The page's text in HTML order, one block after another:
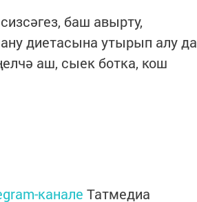
баш авырту,
диетасына утырып алу да
аш, сыек ботка, кош
канале Татмедиа